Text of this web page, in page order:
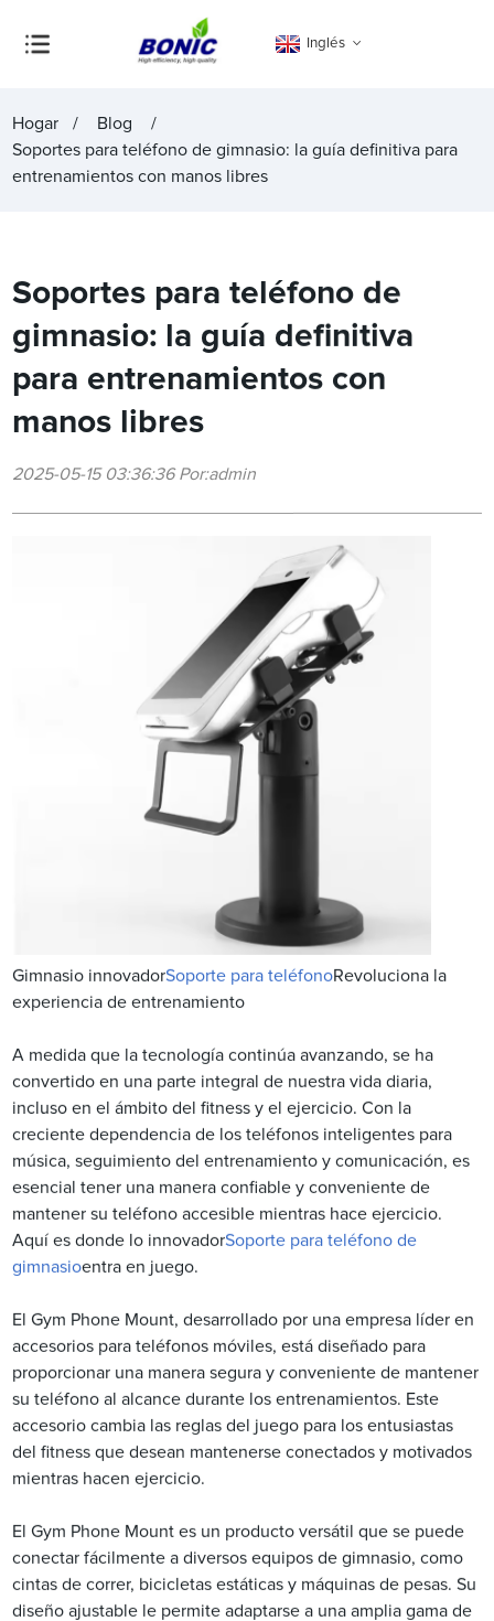
Inglés
Hogar
Blog
Soportes para teléfono de gimnasio: la guía definitiva para
entrenamientos con manos libres
Soportes para teléfono de
gimnasio: la guía definitiva
para entrenamientos con
manos libres
2025-05-15 03:36:36 Por:admin
Gimnasio innovadorSoporte para teléfonoRevoluciona la
experiencia de entrenamiento
A medida que la tecnología continúa avanzando, se ha
convertido en una parte integral de nuestra vida diaria,
incluso en el ámbito del fitness y el ejercicio. Con la
creciente dependencia de los teléfonos inteligentes para
música, seguimiento del entrenamiento y comunicación, es
esencial tener una manera confiable y conveniente de
mantener su teléfono accesible mientras hace ejercicio.
Aquí es donde lo innovadorSoporte para teléfono de
gimnasioentra en juego.
El Gym Phone Mount, desarrollado por una empresa líder en
accesorios para teléfonos móviles, está diseñado para
proporcionar una manera segura y conveniente de mantener
su teléfono al alcance durante los entrenamientos. Este
accesorio cambia las reglas del juego para los entusiastas
del fitness que desean mantenerse conectados y motivados
mientras hacen ejercicio.
El Gym Phone Mount es un producto versátil que se puede
conectar fácilmente a diversos equipos de gimnasio, como
cintas de correr, bicicletas estáticas y máquinas de pesas. Su
diseño ajustable le permite adaptarse a una amplia gama de